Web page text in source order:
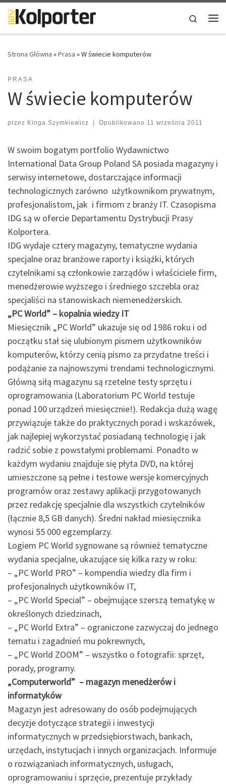
Skip to content
Search
Strona Główna »Prasa »W świecie komputerów
PRASA
W świecie komputerów
przez Kinga Szymkiewicz | Opublikowano 11 września 2011
W swoim bogatym portfolio Wydawnictwo
International Data Group Poland SA posiada magazyny i
serwisy internetowe, dostarczające informacji
technologicznych zarówno użytkownikom prywatnym,
profesjonalistom, jak i firmom z branży IT. Czasopisma
IDG są w ofercie Departamentu Dystrybucji Prasy
Kolportera.
IDG wydaje cztery magazyny, tematyczne wydania
specjalne oraz branżowe raporty i książki, których
czytelnikami są członkowie zarządów i właściciele firm,
menedżerowie wyższego i średniego szczebla oraz
specjaliści na stanowiskach niemenedżerskich.
„PC World” – kopalnia wiedzy IT
Miesięcznik „PC World” ukazuje się od 1986 roku i od
początku stał się ulubionym pismem użytkowników
komputerów, którzy cenią pismo za przydatne treści i
podążanie za najnowszymi trendami technologicznymi.
Główną siłą magazynu są rzetelne testy sprzętu i
oprogramowania (Laboratorium PC World testuje
ponad 100 urządzeń miesięcznie!). Redakcja dużą wagę
przywiązuje także do praktycznych porad i wskazówek,
jak najlepiej wykorzystać posiadaną technologię i jak
radzić sobie z powstałymi problemami. Ponadto w
każdym wydaniu znajduje się płyta DVD, na której
umieszczone są pełne i testowe wersje komercyjnych
programów oraz zestawy aplikacji przygotowanych
przez redakcję specjalnie dla wszystkich czytelników
(łącznie 8,5 GB danych). Średni nakład miesięcznika
wynosi 55 000 egzemplarzy.
Logiem PC World sygnowane są również tematyczne
wydania specjalne, ukazujące się kilka razy w roku:
– „PC World PRO” – kompendia wiedzy dla firm i
profesjonalnych użytkowników IT,
– „PC World Special” – obejmujące szerszą tematykę w
określonych dziedzinach,
– „PC World Extra” – ograniczone zazwyczaj do jednego
tematu i zagadnień mu pokrewnych,
– „PC World ZOOM” – wszystko o fotografii: sprzęt,
porady, programy.
„Computerworld” – magazyn menedżerów i
informatyków
Magazyn jest adresowany do osób podejmujących
decyzje dotyczące strategii i inwestycji
informatycznych w przedsiębiorstwach, bankach,
urzędach, instytucjach i innych organizacjach. Informuje
o rozwiązaniach informatycznych, usługach,
oprogramowaniu i sprzęcie, prezentuje przykłady